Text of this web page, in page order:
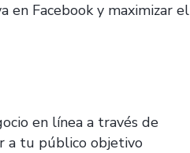
en Facebook y maximizar el
en línea a través de
a tu público objetivo